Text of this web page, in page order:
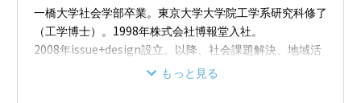
一橋大学社会学部卒業。東京大学大学院工学系研究科修了
（工学博士）。1998年株式会社博報堂入社。
2008年issue+design設立。以降、社会課題解決、地域活
性化のためのデザイン領域のプロジェクトに取り組む。
もっと見る